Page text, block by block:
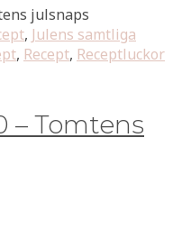
julsnaps
, Julens samtliga
, Recept, Receptluckor
– Tomtens